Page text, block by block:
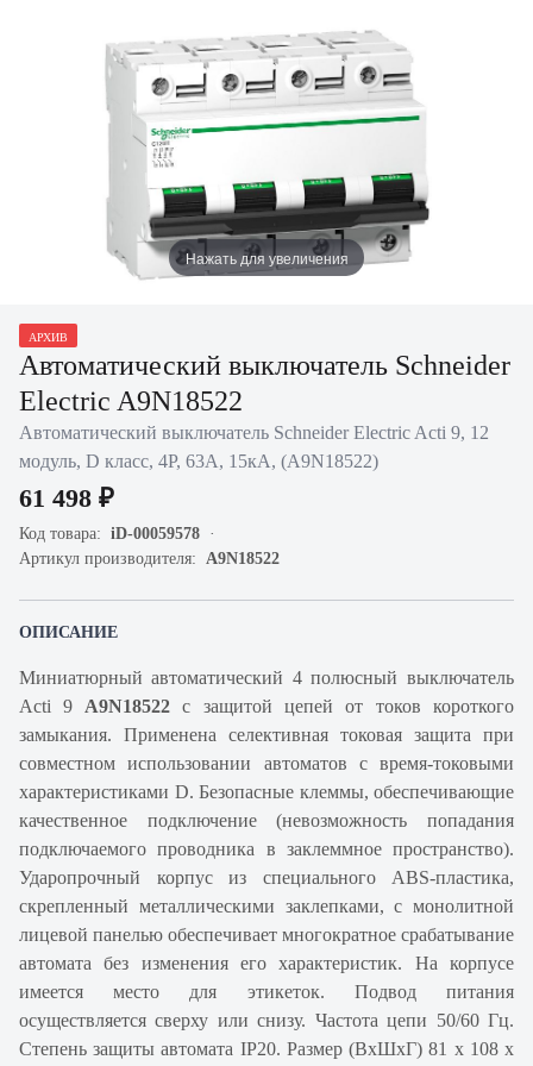
Нажать для увеличения
АРХИВ
Автоматический выключатель Schneider
Electric A9N18522
Автоматический выключатель Schneider Electric Acti 9, 12
модуль, D класс, 4P, 63А, 15кА, (A9N18522)
61 498 ₽
Код товара: iD-00059578
Артикул производителя: A9N18522
ОПИСАНИЕ
Миниатюрный автоматический 4 полюсный выключатель
Acti 9 A9N18522 с защитой цепей от токов короткого
замыкания. Применена селективная токовая защита при
совместном использовании автоматов с время-токовыми
характеристиками D. Безопасные клеммы, обеспечивающие
качественное подключение (невозможность попадания
подключаемого проводника в заклеммное пространство).
Ударопрочный корпус из специального ABS-пластика,
скрепленный металлическими заклепками, с монолитной
лицевой панелью обеспечивает многократное срабатывание
автомата без изменения его характеристик. На корпусе
имеется место для этикеток. Подвод питания
осуществляется сверху или снизу. Частота цепи 50/60 Гц.
Степень защиты автомата IP20. Размер (ВхШхГ) 81 х 108 х